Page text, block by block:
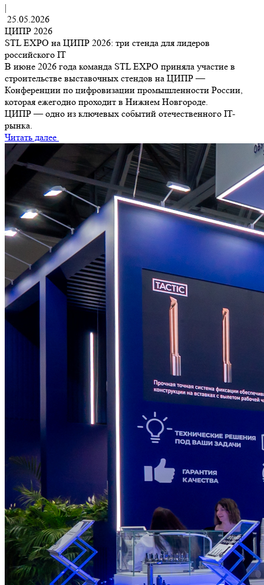
|
25.05.2026
ЦИПР 2026
STL EXPO на ЦИПР 2026: три стенда для лидеров
российского IT
В июне 2026 года команда STL EXPO приняла участие в
строительстве выставочных стендов на ЦИПР —
Конференции по цифровизации промышленности России,
которая ежегодно проходит в Нижнем Новгороде.
ЦИПР — одно из ключевых событий отечественного IT-
рынка.
Читать далее